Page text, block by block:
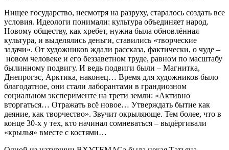
Нищее государство, несмотря на разруху, старалось создать все
условия. Идеологи понимали: культура объединяет народ.
Новому обществу, как хребет, нужна была обновлённая
культура, и выделялись деньги, ставились «творческие
задачи». От художников ждали рассказа, фактически, о чуде –
новом человеке и его беззаветном труде, равном по масштабу
былинному подвигу. И ведь подвиги были – Магнитка,
Днепрогэс, Арктика, наконец… Время для художников было
благодатное, они стали лаборантами в грандиозном
социальном эксперименте на трети земли: «Активно
вторгаться… Отражать всё новое… Утверждать бытие как
деяние, как творчество». Звучит окрыляюще. Тем более, что в
конце 30-х у тех, кто начинал сомневаться – выдёргивали
«крылья» вместе с костями…